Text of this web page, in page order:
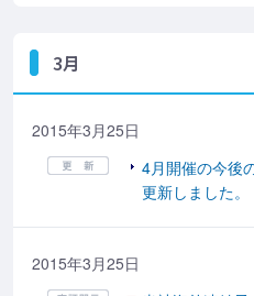
3月
2015年3月25日
4月開催の今後
更新しました。
2015年3月25日